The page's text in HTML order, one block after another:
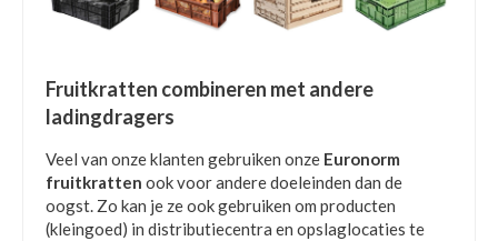
Fruitkratten combineren met andere
ladingdragers
Veel van onze klanten gebruiken onze Euronorm
fruitkratten ook voor andere doeleinden dan de
oogst. Zo kan je ze ook gebruiken om producten
(kleingoed) in distributiecentra en opslaglocaties te